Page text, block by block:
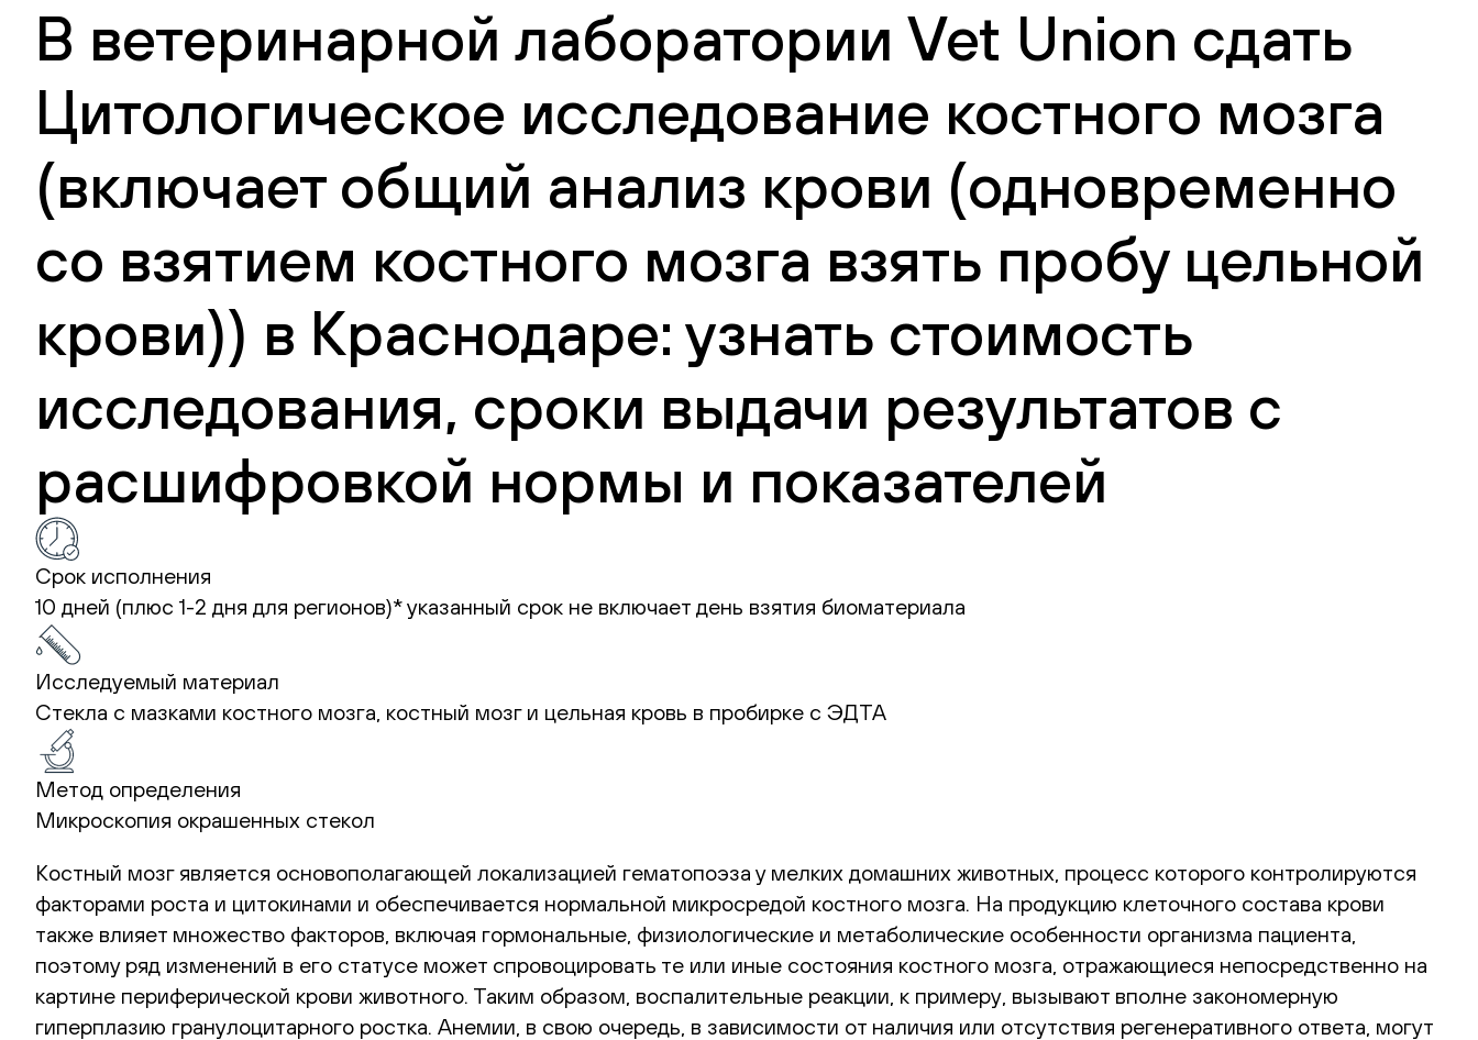
В ветеринарной лаборатории Vet Union сдать
Цитологическое исследование костного мозга
(включает общий анализ крови (одновременно
со взятием костного мозга взять пробу цельной
крови)) в Краснодаре: узнать стоимость
исследования, сроки выдачи результатов с
расшифровкой нормы и показателей
Срок исполнения
10 дней (плюс 1-2 дня для регионов)*указанный срок не включает день взятия биоматериала
Исследуемый материал
Стекла с мазками костного мозга, костный мозг и цельная кровь в пробирке с ЭДТА
Метод определения
Микроскопия окрашенных стекол
Костный мозг является основополагающей локализацией гематопоэза у мелких домашних животных, процесс которого контролируются
факторами роста и цитокинами и обеспечивается нормальной микросредой костного мозга. На продукцию клеточного состава крови
также влияет множество факторов, включая гормональные, физиологические и метаболические особенности организма пациента,
поэтому ряд изменений в его статусе может спровоцировать те или иные состояния костного мозга, отражающиеся непосредственно на
картине периферической крови животного. Таким образом, воспалительные реакции, к примеру, вызывают вполне закономерную
гиперплазию гранулоцитарного ростка. Анемии, в свою очередь, в зависимости от наличия или отсутствия регенеративного ответа, могут